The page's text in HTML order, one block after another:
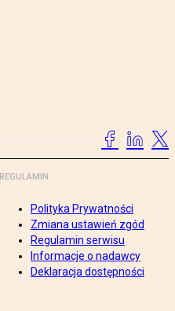
REGULAMIN
Polityka Prywatności
Zmiana ustawień zgód
Regulamin serwisu
Informacje o nadawcy
Deklaracja dostępności